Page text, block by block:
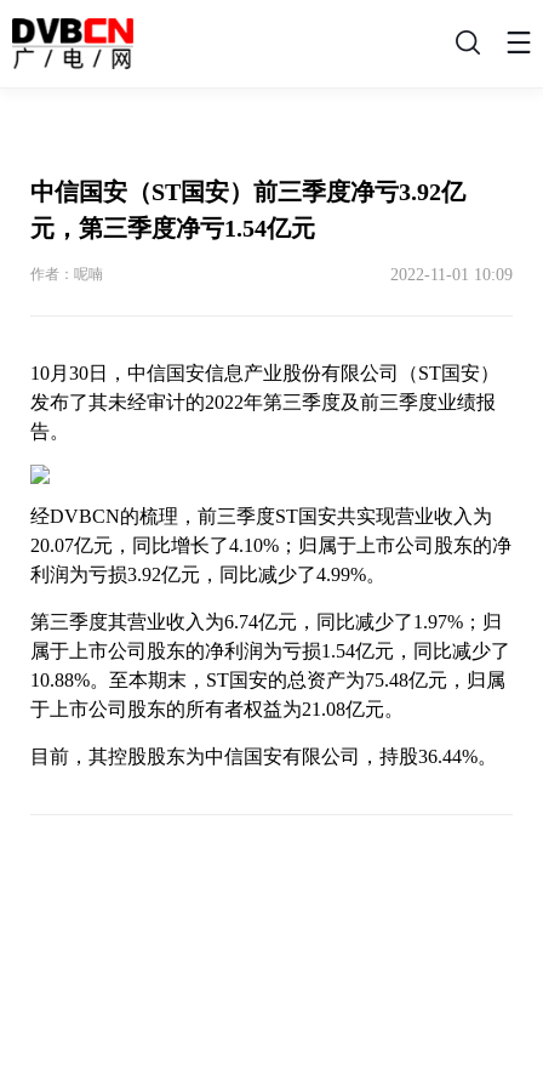
搜
中信国安（ST国安）前三季度净亏3.92亿
元，第三季度净亏1.54亿元
作者：呢喃 2022-11-01 10:09
10月30日，中信国安信息产业股份有限公司（ST国安）
发布了其未经审计的2022年第三季度及前三季度业绩报
告。
经DVBCN的梳理，前三季度ST国安共实现营业收入为
20.07亿元，同比增长了4.10%；归属于上市公司股东的净
利润为亏损3.92亿元，同比减少了4.99%。
第三季度其营业收入为6.74亿元，同比减少了1.97%；归
属于上市公司股东的净利润为亏损1.54亿元，同比减少了
10.88%。至本期末，ST国安的总资产为75.48亿元，归属
于上市公司股东的所有者权益为21.08亿元。
目前，其控股股东为中信国安有限公司，持股36.44%。